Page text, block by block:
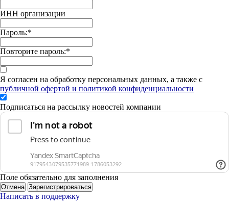
ИНН организации
Пароль:*
Повторите пароль:*
Я согласен на обработку персональных данных, а также с
публичной офертой и политикой конфиденциальности
Подписаться на рассылку новостей компании
Поле обязательно для заполнения
Отмена Зарегистрироваться
Написать в поддержку